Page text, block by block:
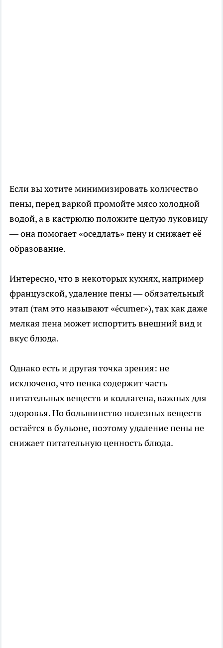
Если вы хотите минимизировать количество
пены, перед варкой промойте мясо холодной
водой, а в кастрюлю положите целую луковицу
— она помогает «оседлать» пену и снижает её
образование.
Интересно, что в некоторых кухнях, например
французской, удаление пены — обязательный
этап (там это называют «écumer»), так как даже
мелкая пена может испортить внешний вид и
вкус блюда.
Однако есть и другая точка зрения: не
исключено, что пенка содержит часть
питательных веществ и коллагена, важных для
здоровья. Но большинство полезных веществ
остаётся в бульоне, поэтому удаление пены не
снижает питательную ценность блюда.